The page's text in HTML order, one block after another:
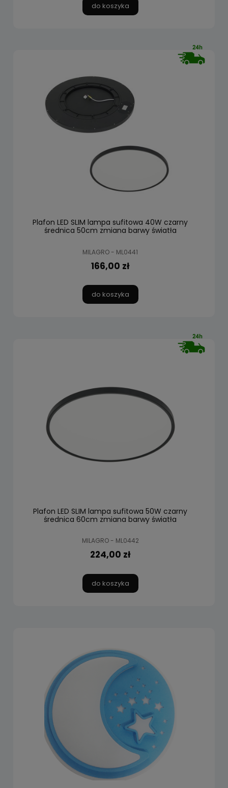
do koszyka
Plafon LED SLIM lampa sufitowa 40W czarny
średnica 50cm zmiana barwy światła
MILAGRO - ML0441
166,00 zł
do koszyka
Plafon LED SLIM lampa sufitowa 50W czarny
średnica 60cm zmiana barwy światła
MILAGRO - ML0442
224,00 zł
do koszyka